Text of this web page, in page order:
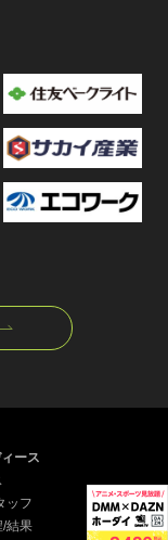
ース
ッフ
/結果